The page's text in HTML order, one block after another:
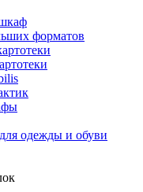
форматов
одежды и обуви